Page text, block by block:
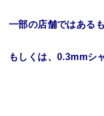
一部の店舗ではある
もしくは、0.3mmシ